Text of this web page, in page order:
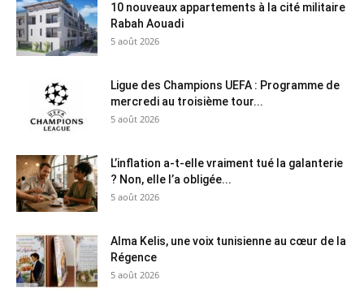
10 nouveaux appartements à la cité militaire
Rabah Aouadi
5 août 2026
Ligue des Champions UEFA : Programme de
mercredi au troisième tour...
5 août 2026
L’inflation a-t-elle vraiment tué la galanterie
? Non, elle l’a obligée...
5 août 2026
Alma Kelis, une voix tunisienne au cœur de la
Régence
5 août 2026